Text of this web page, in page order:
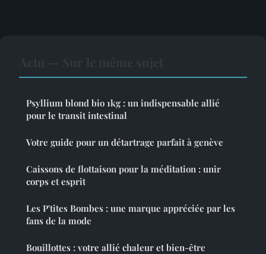
Psyllium blond bio 1kg : un indispensable allié
pour le transit intestinal
Votre guide pour un détartrage parfait à genève
Caissons de flottaison pour la méditation : unir
corps et esprit
Les P'tites Bombes : une marque appréciée par les
fans de la mode
Bouillottes : votre allié chaleur et bien-être